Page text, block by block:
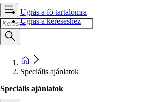
Ugrás a fő tartalomra
Ugrás a kereséshez
Speciális ajánlatok
Speciális ajánlatok